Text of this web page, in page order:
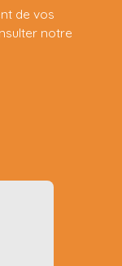
de vos
notre